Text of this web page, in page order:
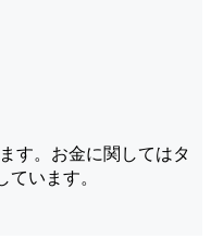
す。お金に関してはタ
います。